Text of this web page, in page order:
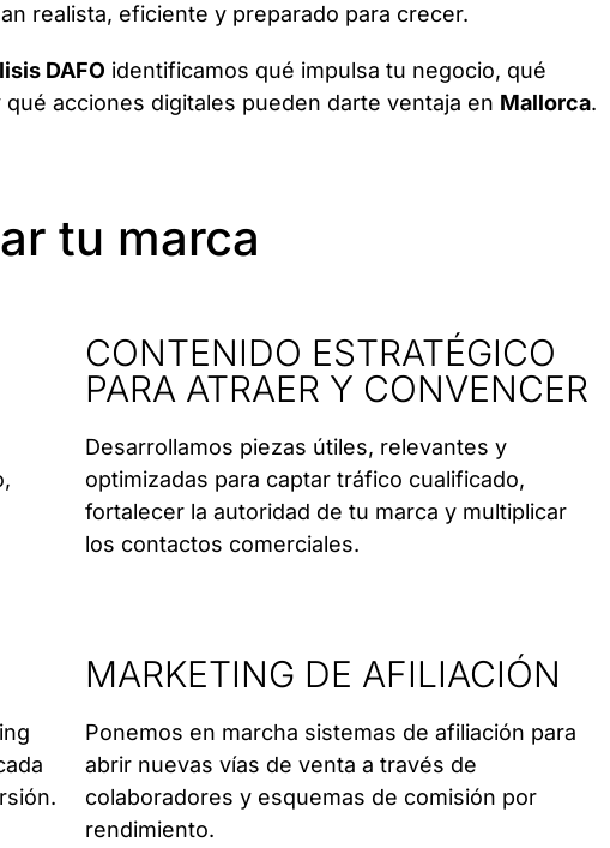
realista, eficiente y preparado para crecer.
DAFO identificamos qué impulsa tu negocio, qué
acciones digitales pueden darte ventaja en Mallorca.
tu marca
CONTENIDO ESTRATÉGICO
PARA ATRAER Y CONVENCER
Desarrollamos piezas útiles, relevantes y
optimizadas para captar tráfico cualificado,
fortalecer la autoridad de tu marca y multiplicar
los contactos comerciales.
MARKETING DE AFILIACIÓN
Ponemos en marcha sistemas de afiliación para
abrir nuevas vías de venta a través de
colaboradores y esquemas de comisión por
rendimiento.